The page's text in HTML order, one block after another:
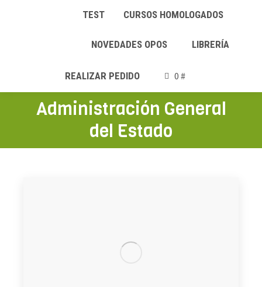
TEST CURSOS HOMOLOGADOS
NOVEDADES OPOS LIBRERÍA
REALIZAR PEDIDO 0 #
Administración General
del Estado